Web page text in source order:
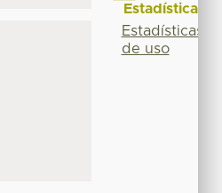
Estadísticas
Estadísticas
de uso